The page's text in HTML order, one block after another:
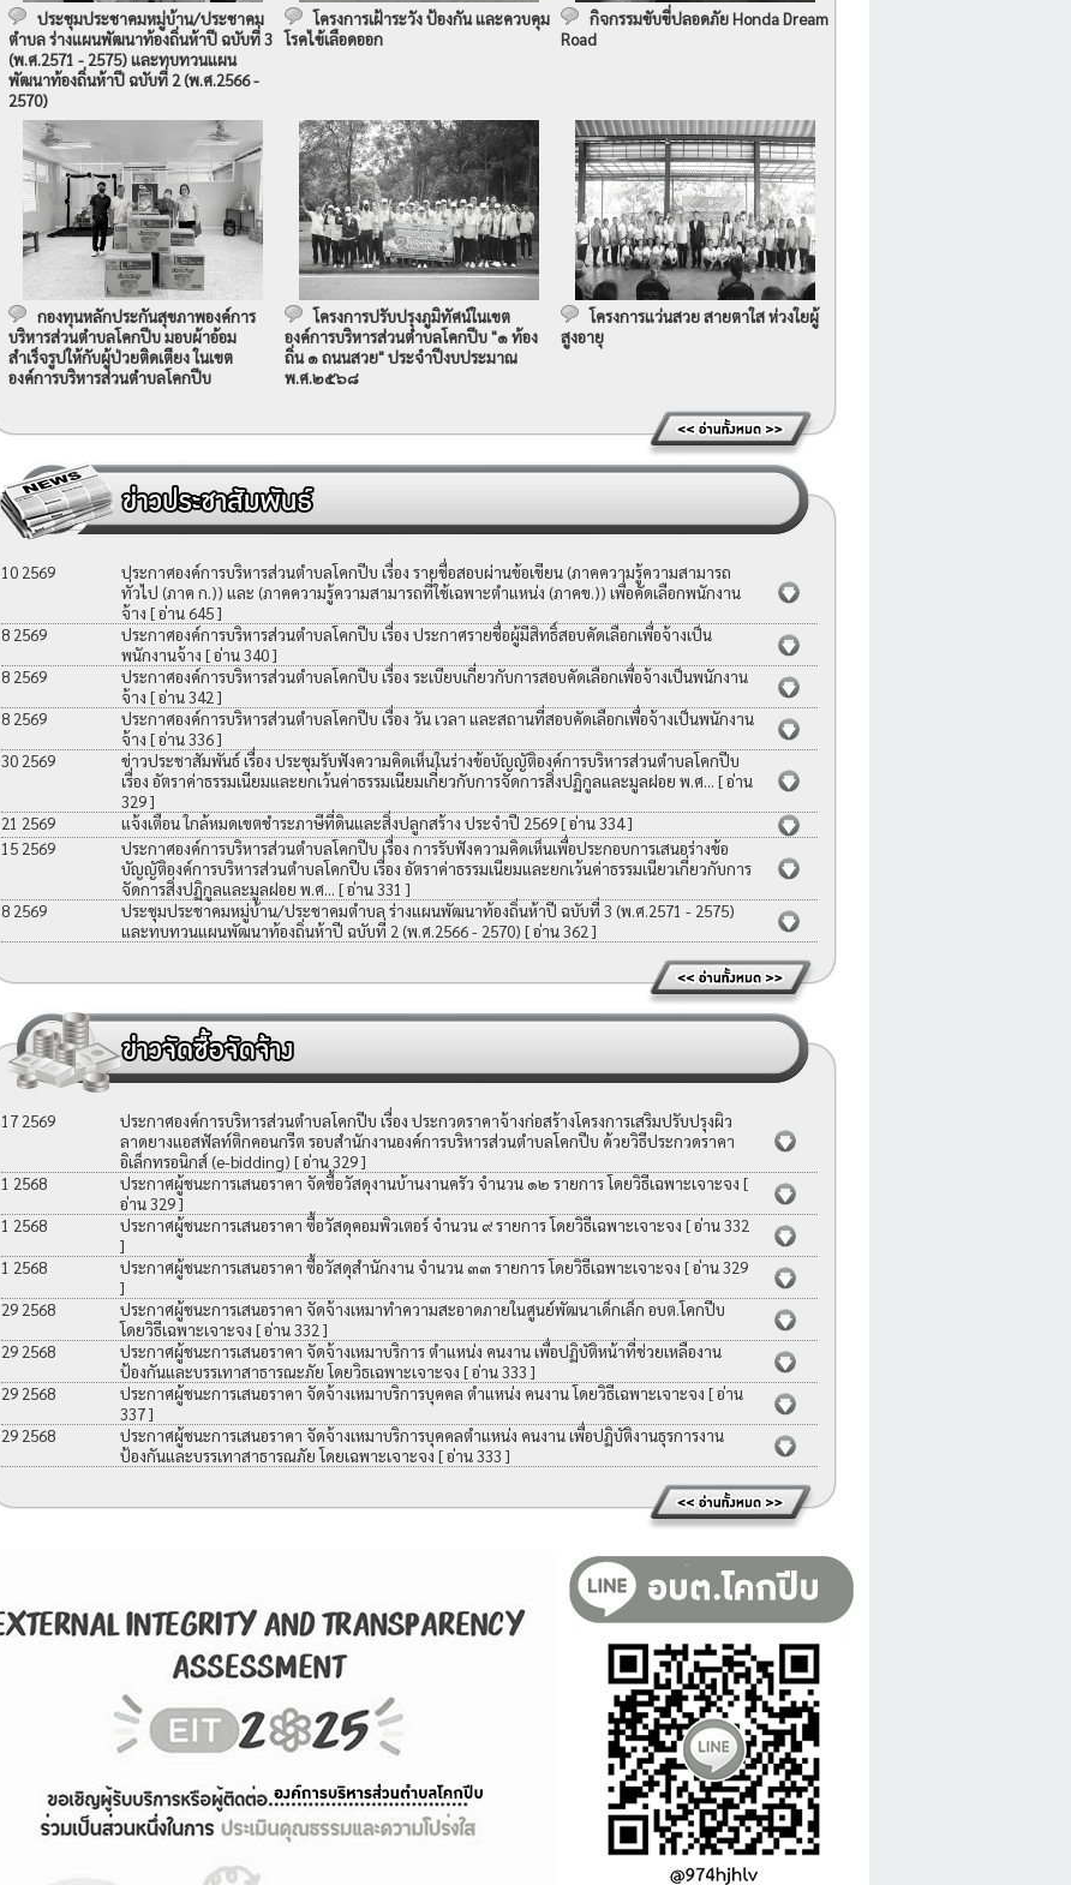
ประชุมประชาคมหมู่บ้าน/ประชาคม
ตำบล ร่างแผนพัฒนาท้องถิ่นห้าปี ฉบับที่ 3
(พ.ศ.2571 - 2575) และทบทวนแผน
พัฒนาท้องถิ่นห้าปี ฉบับที่ 2 (พ.ศ.2566 -
2570)
โครงการเฝ้าระวัง ป้องกัน และควบคุม
โรคไข้เลือดออก
กิจกรรมขับขี่ปลอดภัย Honda Dream
Road
กองทุนหลักประกันสุขภาพองค์การ
บริหารส่วนตำบลโคกปีบ มอบผ้าอ้อม
สำเร็จรูปให้กับผู้ป่วยติดเตียง ในเขต
องค์การบริหารส่วนตำบลโคกปีบ
โครงการปรับปรุงภูมิทัศน์ในเขต
องค์การบริหารส่วนตำบลโคกปีบ "๑ ท้อง
ถิ่น ๑ ถนนสวย" ประจำปีงบประมาณ
พ.ศ.๒๕๖๘
โครงการแว่นสวย สายตาใส ห่วงใยผู้
สูงอายุ
10 2569
ประกาศองค์การบริหารส่วนตำบลโคกปีบ เรื่อง รายชื่อสอบผ่านข้อเขียน (ภาคความรู้ความสามารถ
ทั่วไป (ภาค ก.)) และ (ภาคความรู้ความสามารถที่ใช้เฉพาะตำแหน่ง (ภาคข.)) เพื่อคัดเลือกพนักงาน
จ้าง [ อ่าน 645 ]
8 2569
ประกาศองค์การบริหารส่วนตำบลโคกปีบ เรื่อง ประกาศรายชื่อผู้มีสิทธิ์สอบคัดเลือกเพื่อจ้างเป็น
พนักงานจ้าง [ อ่าน 340 ]
8 2569
ประกาศองค์การบริหารส่วนตำบลโคกปีบ เรื่อง ระเบียบเกี่ยวกับการสอบคัดเลือกเพื่อจ้างเป็นพนักงาน
จ้าง [ อ่าน 342 ]
8 2569
ประกาศองค์การบริหารส่วนตำบลโคกปีบ เรื่อง วัน เวลา และสถานที่สอบคัดเลือกเพื่อจ้างเป็นพนักงาน
จ้าง [ อ่าน 336 ]
30 2569
ข่าวประชาสัมพันธ์ เรื่อง ประชุมรับฟังความคิดเห็นในร่างข้อบัญญัติองค์การบริหารส่วนตำบลโคกปีบ
เรื่อง อัตราค่าธรรมเนียมและยกเว้นค่าธรรมเนียมเกี่ยวกับการจัดการสิ่งปฏิกูลและมูลฝอย พ.ศ... [ อ่าน
329 ]
21 2569
แจ้งเตือน ใกล้หมดเขตชำระภาษีที่ดินและสิ่งปลูกสร้าง ประจำปี 2569[ อ่าน 334 ]
15 2569
ประกาศองค์การบริหารส่วนตำบลโคกปีบ เรื่อง การรับฟังความคิดเห็นเพื่อประกอบการเสนอร่างข้อ
บัญญัติองค์การบริหารส่วนตำบลโคกปีบ เรื่อง อัตราค่าธรรมเนียมและยกเว้นค่าธรรมเนียวเกี่ยวกับการ
จัดการสิ่งปฏิกูลและมูลฝอย พ.ศ... [ อ่าน 331 ]
8 2569
ประชุมประชาคมหมู่บ้าน/ประชาคมตำบล ร่างแผนพัฒนาท้องถิ่นห้าปี ฉบับที่ 3 (พ.ศ.2571 - 2575)
และทบทวนแผนพัฒนาท้องถิ่นห้าปี ฉบับที่ 2 (พ.ศ.2566 - 2570) [ อ่าน 362 ]
17 2569
ประกาศองค์การบริหารส่วนตำบลโคกปีบ เรื่อง ประกวดราคาจ้างก่อสร้างโครงการเสริมปรับปรุงผิว
ลาดยางแอสฟัลท์ติกคอนกรีต รอบสำนักงานองค์การบริหารส่วนตำบลโคกปีบ ด้วยวิธีประกวดราคา
อิเล็กทรอนิกส์ (e-bidding) [ อ่าน 329 ]
1 2568
ประกาศผู้ชนะการเสนอราคา จัดซื้อวัสดุงานบ้านงานครัว จำนวน ๑๒ รายการ โดยวิธีเฉพาะเจาะจง [
อ่าน 329 ]
1 2568
ประกาศผู้ชนะการเสนอราคา ซื้อวัสดุคอมพิวเตอร์ จำนวน ๙ รายการ โดยวิธีเฉพาะเจาะจง [ อ่าน 332
]
1 2568
ประกาศผู้ชนะการเสนอราคา ซื้อวัสดุสำนักงาน จำนวน ๓๓ รายการ โดยวิธีเฉพาะเจาะจง [ อ่าน 329
]
29 2568
ประกาศผู้ชนะการเสนอราคา จัดจ้างเหมาทำความสะอาดภายในศูนย์พัฒนาเด็กเล็ก อบต.โคกปีบ
โดยวิธีเฉพาะเจาะจง [ อ่าน 332 ]
29 2568
ประกาศผู้ชนะการเสนอราคา จัดจ้างเหมาบริการ ตำแหน่ง คนงาน เพื่อปฏิบัติหน้าที่ช่วยเหลืองาน
ป้องกันและบรรเทาสาธารณะภัย โดยวิธเฉพาะเจาะจง [ อ่าน 333 ]
29 2568
ประกาศผู้ชนะการเสนอราคา จัดจ้างเหมาบริการบุคคล ตำแหน่ง คนงาน โดยวิธีเฉพาะเจาะจง [ อ่าน
337 ]
29 2568
ประกาศผู้ชนะการเสนอราคา จัดจ้างเหมาบริการบุคคลตำแหน่ง คนงาน เพื่อปฏิบัติงานธุรการงาน
ป้องกันและบรรเทาสาธารณภัย โดยเฉพาะเจาะจง [ อ่าน 333 ]